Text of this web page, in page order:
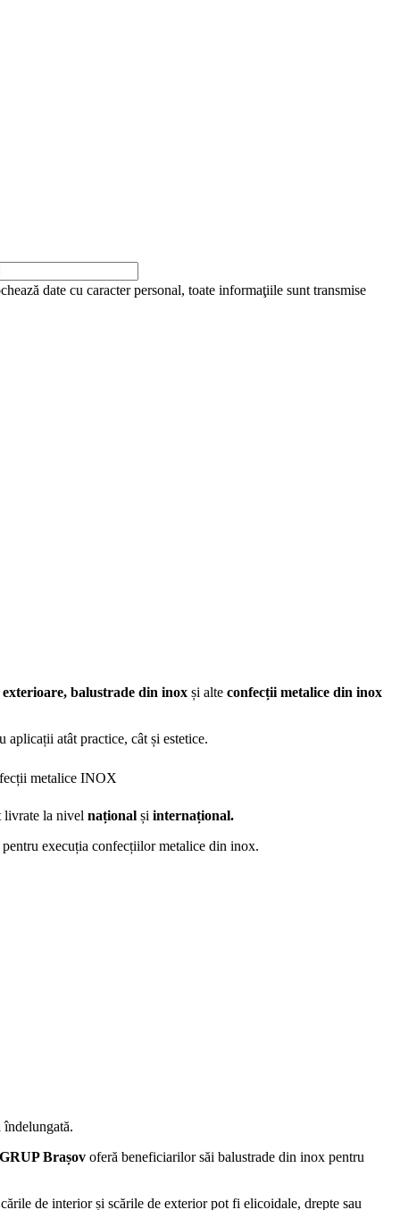
date cu caracter personal, toate informaţiile sunt transmise
balustrade din inox și alte confecții metalice din inox
atât practice, cât și estetice.
livrate la nivel național și internațional.
execuția confecțiilor metalice din inox.
îndelungată.
Brașov oferă beneficiarilor săi balustrade din inox pentru
de interior și scările de exterior pot fi elicoidale, drepte sau